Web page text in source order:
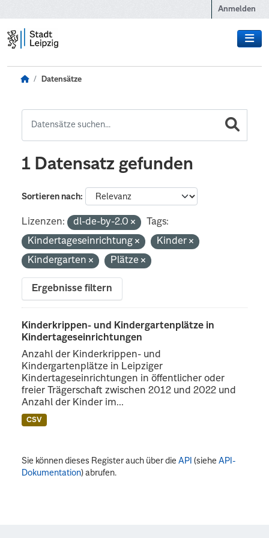
Anmelden
Datensätze
1 Datensatz gefunden
Sortieren nach
Lizenzen: dl-de-by-2.0
Tags:
Kindertageseinrichtung
Kinder
Kindergarten
Plätze
Ergebnisse filtern
Kinderkrippen- und Kindergartenplätze in
Kindertageseinrichtungen
Anzahl der Kinderkrippen- und
Kindergartenplätze in Leipziger
Kindertageseinrichtungen in öffentlicher oder
freier Trägerschaft zwischen 2012 und 2022 und
Anzahl der Kinder im...
CSV
Sie können dieses Register auch über dieAPI (sieheAPI-
Dokumentation) abrufen.